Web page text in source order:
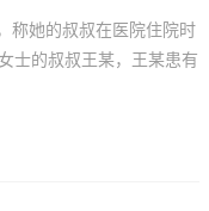
称她的叔叔在医院住院时
士的叔叔王某，王某患有